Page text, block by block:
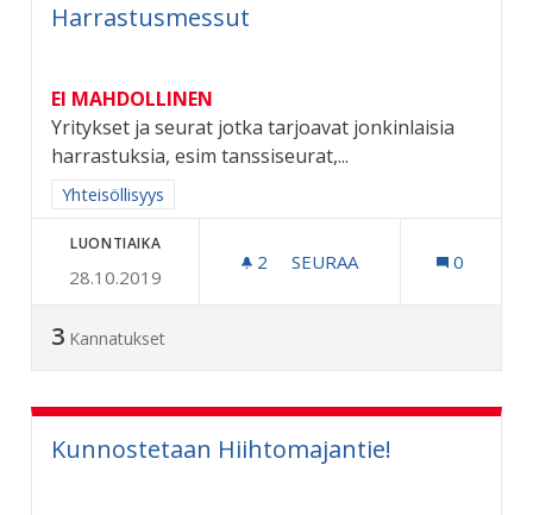
Harrastusmessut
EI MAHDOLLINEN
Yritykset ja seurat jotka tarjoavat jonkinlaisia
harrastuksia, esim tanssiseurat,...
Rajaa tulokset aihepiirin mukaan: Yhteisöllisyys
Yhteisöllisyys
LUONTIAIKA
28.10.2019
2 2 SEURAAJAA
SEURAA 0
3 Kannatukset
Kunnostetaan Hiihtomajantie!